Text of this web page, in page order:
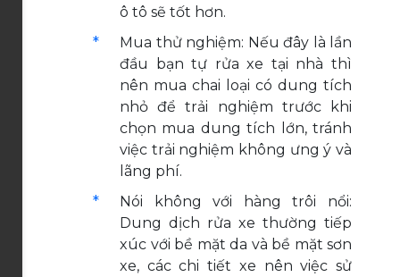
ô tô sẽ tốt hơn.
Mua thử nghiệm: Nếu đây là lần
đầu bạn tự rửa xe tại nhà thì
nên mua chai loại có dung tích
nhỏ để trải nghiệm trước khi
chọn mua dung tích lớn, tránh
việc trải nghiệm không ưng ý và
lãng phí.
Nói không với hàng trôi nổi:
Dung dịch rửa xe thường tiếp
xúc với bề mặt da và bề mặt sơn
xe, các chi tiết xe nên việc sử